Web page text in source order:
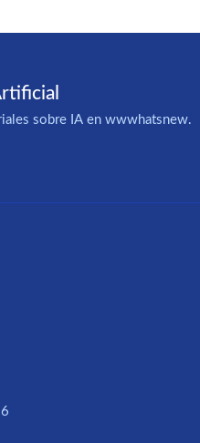
sobre IA en wwwhatsnew.